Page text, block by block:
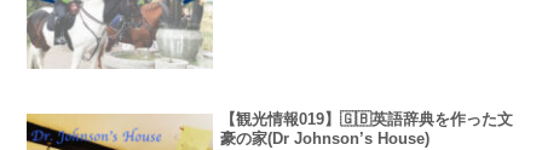
【観光情報019】🇬🇧英語辞典を作った文
豪の家(Dr Johnson’s House)